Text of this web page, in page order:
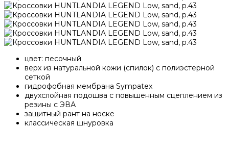
цвет: песочный
верх из натуральной кожи (спилок) с полиэстерной
сеткой
гидрофобная мембрана Sympatex
двухслойная подошва с повышенным сцеплением из
резины с ЭВА
защитный рант на носке
классическая шнуровка